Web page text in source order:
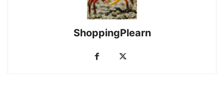
ShoppingPlearn